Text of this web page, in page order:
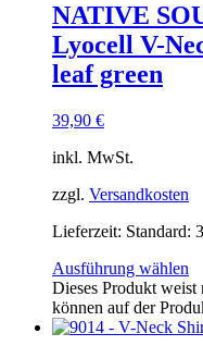
NATIVE
Lyocell V-
leaf green
39,90 €
inkl. MwSt.
zzgl. Versandkosten
Lieferzeit: Standard:
Ausführung wählen
Dieses Produkt weist
können auf der